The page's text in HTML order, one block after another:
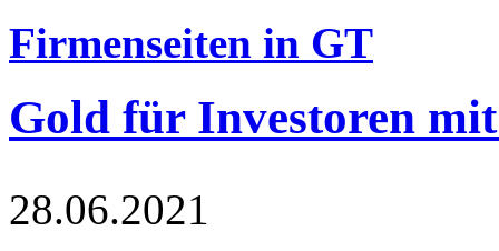
Firmenseiten in GT
Gold für Investoren
28.06.2021